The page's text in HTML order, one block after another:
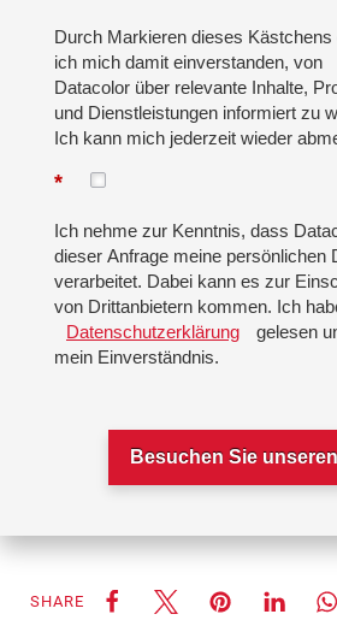
SHARE
Durch Markieren dieses Kästchens
ich mich damit einverstanden, von
Datacolor über relevante Inhalte,
und Dienstleistungen informiert zu
Ich kann mich jederzeit wieder
*
Ich nehme zur Kenntnis, dass
dieser Anfrage meine persönlichen
verarbeitet. Dabei kann es zur
von Drittanbietern kommen. Ich
Datenschutzerklärung
gelesen
mein Einverständnis.
Besuchen Sie